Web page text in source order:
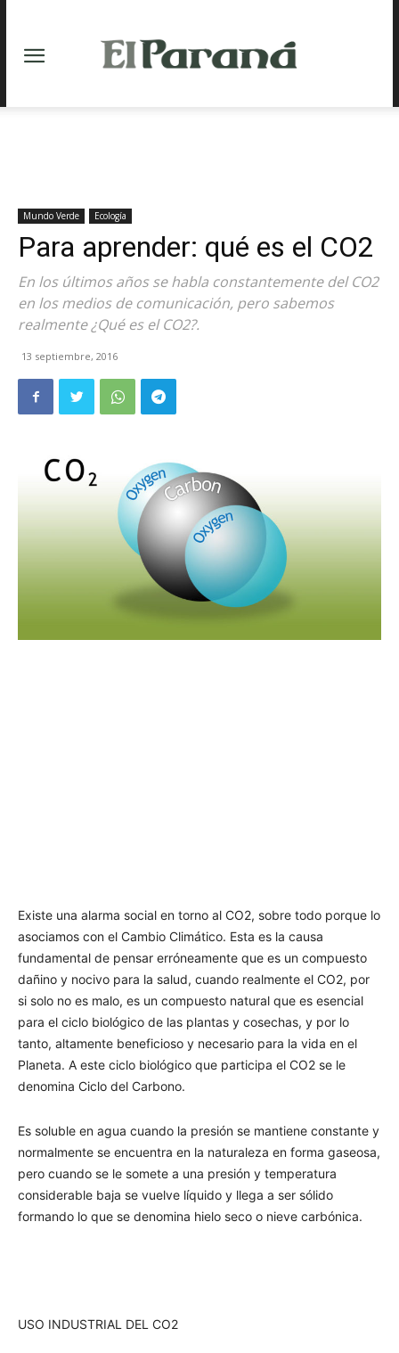
Mundo Verde Ecología
Para aprender: qué es el CO2
En los últimos años se habla constantemente del CO2
en los medios de comunicación, pero sabemos
realmente ¿Qué es el CO2?.
13 septiembre, 2016
Existe una alarma social en torno al CO2, sobre todo porque lo
asociamos con el Cambio Climático. Esta es la causa
fundamental de pensar erróneamente que es un compuesto
dañino y nocivo para la salud, cuando realmente el CO2, por
si solo no es malo, es un compuesto natural que es esencial
para el ciclo biológico de las plantas y cosechas, y por lo
tanto, altamente beneficioso y necesario para la vida en el
Planeta. A este ciclo biológico que participa el CO2 se le
denomina Ciclo del Carbono.
Es soluble en agua cuando la presión se mantiene constante y
normalmente se encuentra en la naturaleza en forma gaseosa,
pero cuando se le somete a una presión y temperatura
considerable baja se vuelve líquido y llega a ser sólido
formando lo que se denomina hielo seco o nieve carbónica.
USO INDUSTRIAL DEL CO2